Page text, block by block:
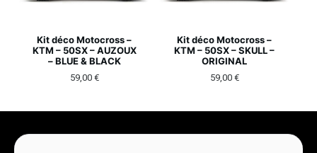
Kit déco Motocross –
KTM – 50SX – AUZOUX
– BLUE & BLACK
59,00 €
Kit déco Motocross –
KTM – 50SX – SKULL –
ORIGINAL
59,00 €